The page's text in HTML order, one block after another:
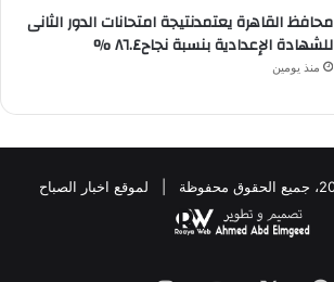
محافظ القاهرة يعتمدنتيجة امتحانات الدور الثانى
للشهادة الإعدادية بنسبة نجاح٨٦.٤ %
منذ يومين